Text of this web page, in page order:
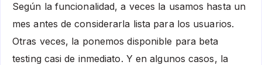
Según la funcionalidad, a veces la usamos hasta un
mes antes de considerarla lista para los usuarios.
Otras veces, la ponemos disponible para beta
testing casi de inmediato. Y en algunos casos, la